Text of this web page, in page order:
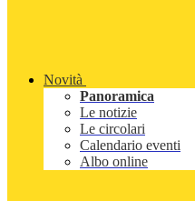
Novità
Panoramica
Le notizie
Le circolari
Calendario eventi
Albo online